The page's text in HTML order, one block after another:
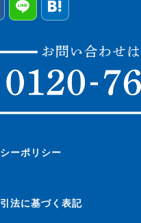
ーポリシー
法に基づく表記